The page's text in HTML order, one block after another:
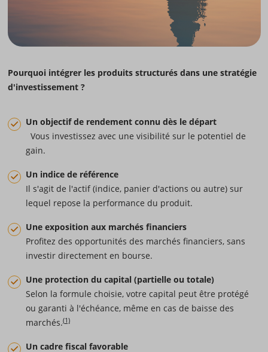
Pourquoi intégrer les produits structurés dans une stratégie
d'investissement ?
Un objectif de rendement connu dès le départ
Vous investissez avec une visibilité sur le potentiel de
gain.
Un indice de référence
Il s'agit de l'actif (indice, panier d'actions ou autre) sur
lequel repose la performance du produit.
Une exposition aux marchés financiers
Profitez des opportunités des marchés financiers, sans
investir directement en bourse.
Une protection du capital (partielle ou totale)
Selon la formule choisie, votre capital peut être protégé
ou garanti à l'échéance, même en cas de baisse des
marchés.(1)
Un cadre fiscal favorable